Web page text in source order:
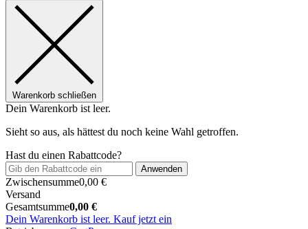
Warenkorb schließen
Dein Warenkorb ist leer.
Sieht so aus, als hättest du noch keine Wahl getroffen.
Hast du einen Rabattcode?
Anwenden
Zwischensumme0,00 €
Versand
Gesamtsumme0,00 €
Dein Warenkorb ist leer. Kauf jetzt ein